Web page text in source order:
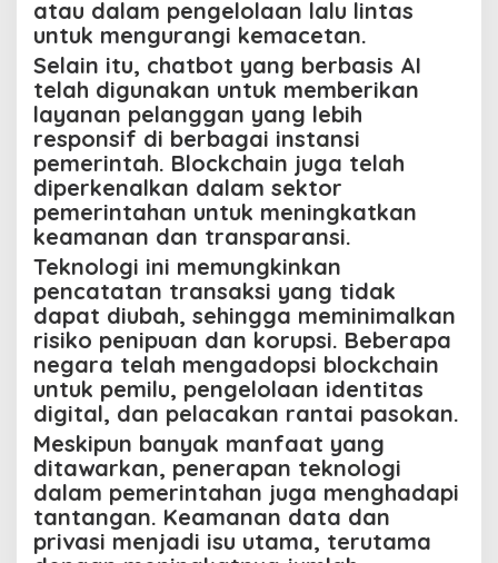
atau dalam pengelolaan lalu lintas
untuk mengurangi kemacetan.
Selain itu, chatbot yang berbasis AI
telah digunakan untuk memberikan
layanan pelanggan yang lebih
responsif di berbagai instansi
pemerintah. Blockchain juga telah
diperkenalkan dalam sektor
pemerintahan untuk meningkatkan
keamanan dan transparansi.
Teknologi ini memungkinkan
pencatatan transaksi yang tidak
dapat diubah, sehingga meminimalkan
risiko penipuan dan korupsi. Beberapa
negara telah mengadopsi blockchain
untuk pemilu, pengelolaan identitas
digital, dan pelacakan rantai pasokan.
Meskipun banyak manfaat yang
ditawarkan, penerapan teknologi
dalam pemerintahan juga menghadapi
tantangan. Keamanan data dan
privasi menjadi isu utama, terutama